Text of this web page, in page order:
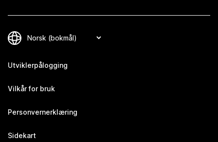
Utviklerpålogging
Vilkår for bruk
Personvernerklæring
Sidekart